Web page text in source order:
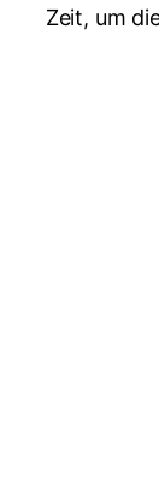
Zeit, um